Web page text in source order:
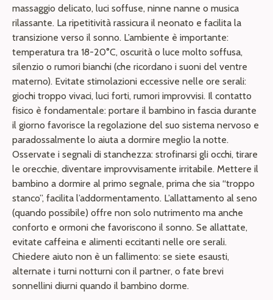
massaggio delicato, luci soffuse, ninne nanne o musica
rilassante. La ripetitività rassicura il neonato e facilita la
transizione verso il sonno. L’ambiente è importante:
temperatura tra 18-20°C, oscurità o luce molto soffusa,
silenzio o rumori bianchi (che ricordano i suoni del ventre
materno). Evitate stimolazioni eccessive nelle ore serali:
giochi troppo vivaci, luci forti, rumori improvvisi. Il contatto
fisico è fondamentale: portare il bambino in fascia durante
il giorno favorisce la regolazione del suo sistema nervoso e
paradossalmente lo aiuta a dormire meglio la notte.
Osservate i segnali di stanchezza: strofinarsi gli occhi, tirare
le orecchie, diventare improvvisamente irritabile. Mettere il
bambino a dormire al primo segnale, prima che sia “troppo
stanco”, facilita l’addormentamento. L’allattamento al seno
(quando possibile) offre non solo nutrimento ma anche
conforto e ormoni che favoriscono il sonno. Se allattate,
evitate caffeina e alimenti eccitanti nelle ore serali.
Chiedere aiuto non è un fallimento: se siete esausti,
alternate i turni notturni con il partner, o fate brevi
sonnellini diurni quando il bambino dorme.